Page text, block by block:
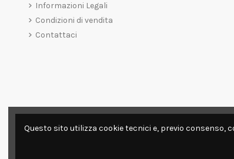
Informazioni Legali
Condizioni di vendita
Contattaci
Questo sito utilizza cookie tecnici e, previo consenso,